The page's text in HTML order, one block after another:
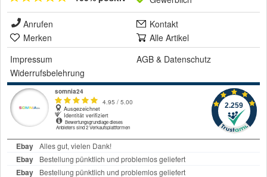
Anrufen
Kontakt
Merken
Alle Artikel
Impressum
AGB & Datenschutz
Widerrufsbelehrung